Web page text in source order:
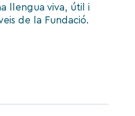
llengua viva, útil i
de la Fundació.